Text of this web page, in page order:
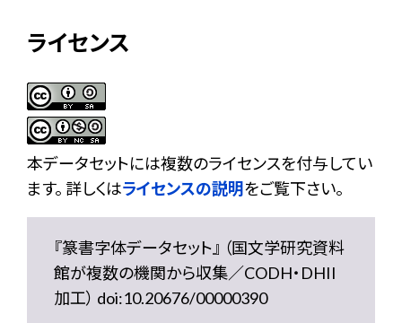
ライセンス
本データセットには複数のライセンスを付与してい
ます。 詳しくはライセンスの説明をご覧下さい。
『篆書字体データセット』 （国文学研究資料
館が複数の機関から収集／CODH・DHII
加工） doi:10.20676/00000390